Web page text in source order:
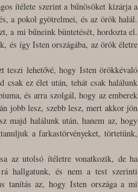
ítélete szerint a bűnösöket kizárja a
a pokol gyötrelmei, és az örök halál.
a mi bűneink büntetését, hordozta el.
és így Isten országába, az örök életre
teszi lehetővé, hogy Isten örökkévaló
csak ez élet után, tehát csak halálunk
és arra szolgál, hogy az emberek
jobb lesz, szebb lesz, mert akkor jön
majd halálunk után, hanem az, hogy
a farkastörvényeket, törtetünk,
az utolsó ítéletre vonatkozik, de ha
hallgatunk, és nem a test szerinti
tanítás az, hogy Isten országa a mi